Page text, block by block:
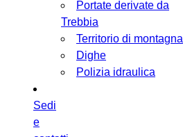
Portate derivate da
Trebbia
Territorio di montagna
Dighe
Polizia idraulica
Sedi
e